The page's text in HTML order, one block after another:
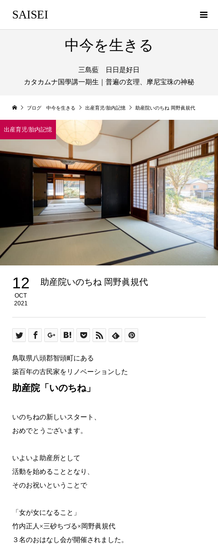
SAISEI
中今を生きる
三島藍 日日是好日
カタカムナ国學講一期生｜普遍の玄理、摩尼宝珠の神秘
ブログ 中今を生きる 出産育児/胎内記憶 助産院いのちね 岡野眞規代
出産育児/胎内記憶
12
OCT
2021
助産院いのちね 岡野眞規代
鳥取県八頭郡智頭町にある
築百年の古民家をリノベーションした
助産院「いのちね」
いのちねの新しいスタート、
おめでとうございます。
いよいよ助産所として
活動を始めることとなり、
そのお祝いということで
「女が女になること」
竹内正人×三砂ちづる×岡野眞規代
３名のおはなし会が開催されました。